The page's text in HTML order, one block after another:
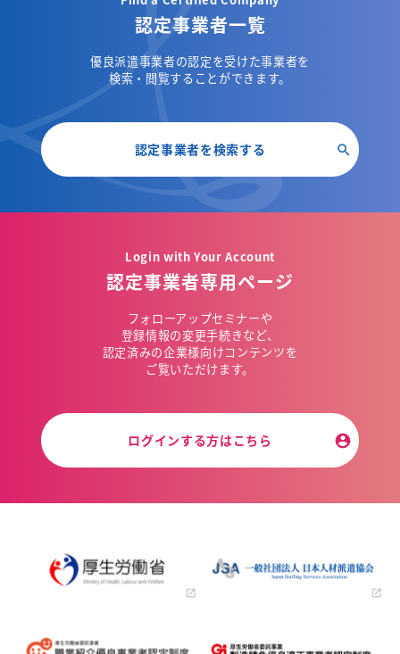
認定事業者一覧
優良派遣事業者の認定を受けた事業者を
検索・閲覧することができます。
認定事業者を検索する
Login with Your Account
認定事業者専用ページ
フォローアップセミナーや
登録情報の変更手続きなど、
認定済みの企業様向けコンテンツを
ご覧いただけます。
ログインする方はこちら